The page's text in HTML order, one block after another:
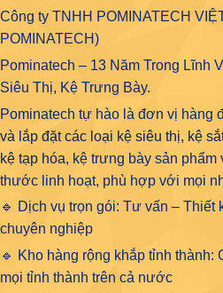
Công ty TNHH POMINATECH
POMINATECH)
Pominatech – 13 Năm Trong Lĩnh
Siêu Thị, Kệ Trưng Bày.
Pominatech tự hào là đơn vị hàng
và lắp đặt các loại kệ siêu thị, kệ
kệ tạp hóa, kệ trưng bày sản
thước linh hoạt, phù hợp với mọi
🔹 Dịch vụ trọn gói: Tư vấn – Thiết
chuyên nghiệp
🔹 Kho hàng rộng khắp tỉnh thành:
mọi tỉnh thành trên cả nước